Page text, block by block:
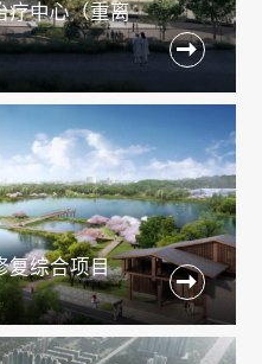
疗中心（重离

复综合项目
